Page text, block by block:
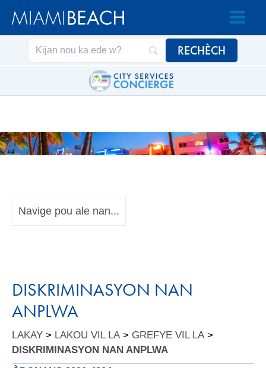
nan
nan
DISKRIMINASYON NAN
ANPLWA
LAKAY > LAKOU VIL LA > GREFYE VIL LA >
DISKRIMINASYON NAN ANPLWA
Navige pou ale nan...